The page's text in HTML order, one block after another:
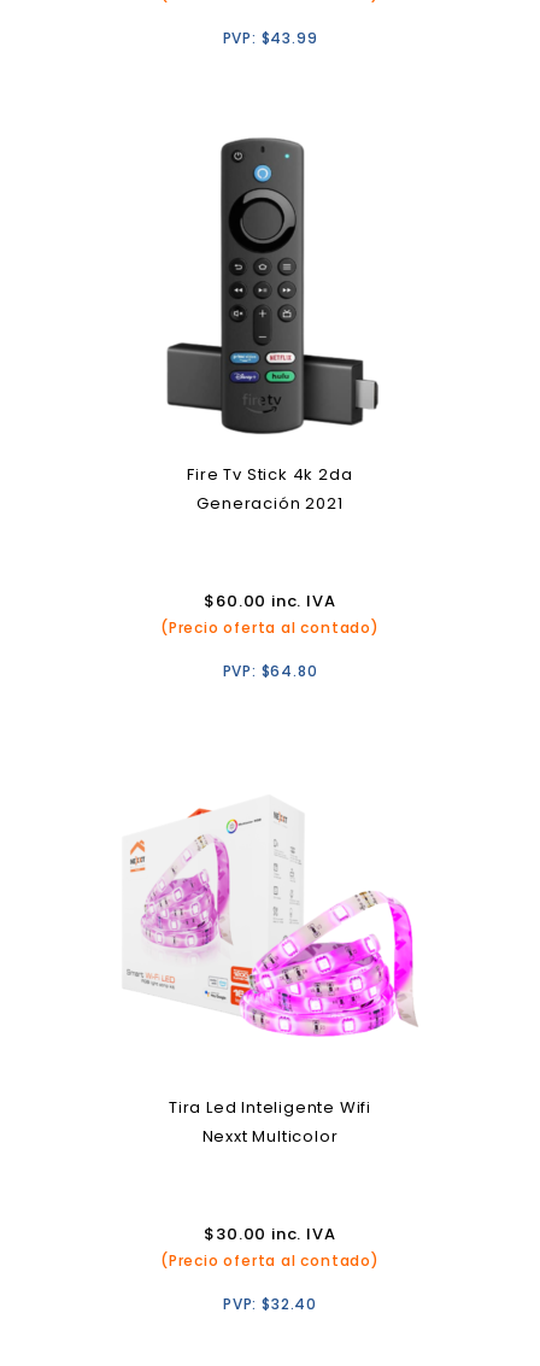
PVP: $43.99
Fire Tv Stick 4k 2da
Generación 2021
$60.00 inc. IVA
(Precio oferta al contado)
PVP: $64.80
Tira Led Inteligente Wifi
Nexxt Multicolor
$30.00 inc. IVA
(Precio oferta al contado)
PVP:$32.40